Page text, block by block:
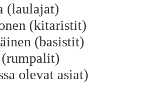
(laulajat)
(kitaristit)
(basistit)
(rumpalit)
olevat asiat)